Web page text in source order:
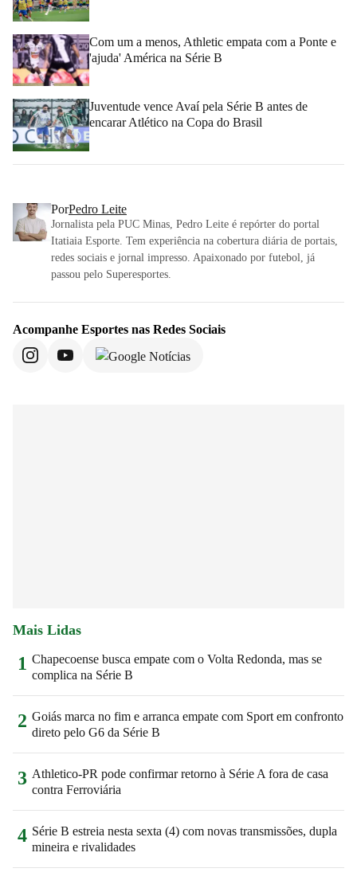
Com um a menos, Athletic empata com a Ponte e
'ajuda' América na Série B
Juventude vence Avaí pela Série B antes de
encarar Atlético na Copa do Brasil
PorPedro Leite
Jornalista pela PUC Minas, Pedro Leite é repórter do portal
Itatiaia Esporte. Tem experiência na cobertura diária de portais,
redes sociais e jornal impresso. Apaixonado por futebol, já
passou pelo Superesportes.
Acompanhe Esportes nas Redes Sociais
Mais Lidas
1 Chapecoense busca empate com o Volta Redonda, mas se
complica na Série B
2 Goiás marca no fim e arranca empate com Sport em confronto
direto pelo G6 da Série B
3 Athletico-PR pode confirmar retorno à Série A fora de casa
contra Ferroviária
4 Série B estreia nesta sexta (4) com novas transmissões, dupla
mineira e rivalidades